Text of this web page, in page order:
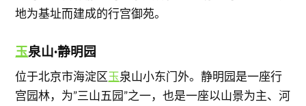
地为基址而建成的行宫御苑。
玉泉山·静明园
位于北京市海淀区玉泉山小东门外。静明园是一座行
宫园林，为”三山五园”之一，也是一座以山景为主、河